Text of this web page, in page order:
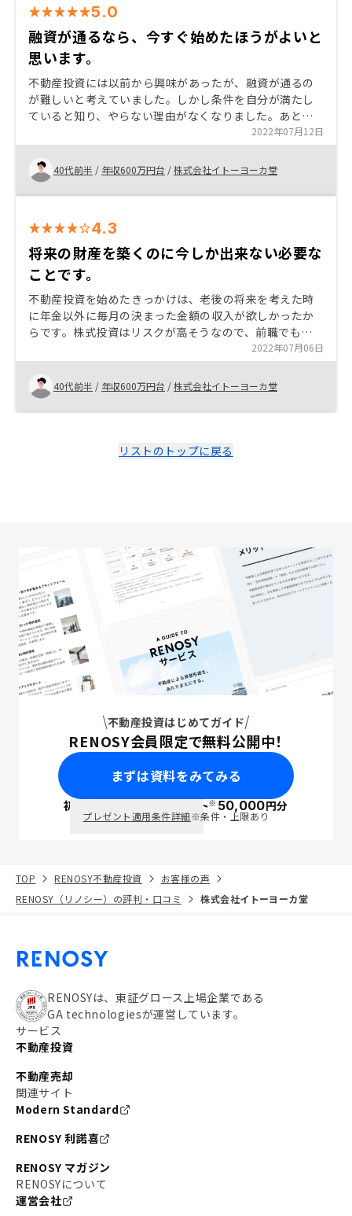
5.0
融資が通るなら、今すぐ始めたほうがよいと
思います。
不動産投資には以前から興味があったが、融資が通るの
が難しいと考えていました。しかし条件を自分が満たし
ていると知り、やらない理由がなくなりました。あと、
営業の方が3物件も持っていたので、担当の方が自分でさ
れているというところに信頼がありました。
2022年07月12日
40代前半 / 年収600万円台 /株式会社イトーヨーカ堂
4.3
将来の財産を築くのに今しか出来ない必要な
ことです。
不動産投資を始めたきっかけは、老後の将来を考えた時
に年金以外に毎月の決まった金額の収入が欲しかったか
らです。株式投資はリスクが高そうなので、前職でも経
験のある不動産投資で財産を築きたいと思いました。担
当者の感じが良かったことも後押しになったと思いま
す。
2022年07月06日
40代前半 / 年収600万円台 /株式会社イトーヨーカ堂
リストのトップに戻る
不動産投資はじめてガイド
RENOSY会員限定で無料公開中！
まずは資料をみてみる
初回面談で ポイント※50,000円分
プレゼント適用条件詳細※条件・上限あり
TOP RENOSY不動産投資
お客様の声
RENOSY（リノシー）の評判・口コミ
株式会社イトーヨーカ堂
RENOSYは、東証グロース上場企業である
GA technologiesが運営しています。
サービス
不動産投資
不動産売却
関連サイト
Modern Standard
RENOSY 利諾喜
RENOSY マガジン
RENOSYについて
運営会社